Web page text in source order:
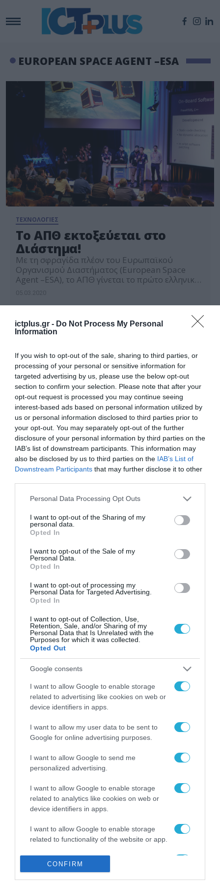
ictplus.gr - Do Not Process My Personal
Information
If you wish to opt-out of the sale, sharing to third parties, or
processing of your personal or sensitive information for
targeted advertising by us, please use the below opt-out
section to confirm your selection. Please note that after your
opt-out request is processed you may continue seeing
interest-based ads based on personal information utilized by
us or personal information disclosed to third parties prior to
your opt-out. You may separately opt-out of the further
disclosure of your personal information by third parties on the
IAB’s list of downstream participants. This information may
also be disclosed by us to third parties on the IAB’s List of
Downstream Participants that may further disclose it to other
Please note that this website/app uses one or more Google
not limited to your visit or usage behaviour. You may click to
grant or deny consent to Google and its third-party tags to
use your data for below specified purposes in below Google
consent section.
Personal Data Processing Opt Outs
I want to opt-out of the Sharing of my
personal data.
Opted In
I want to opt-out of the Sale of my
Personal Data.
Opted In
I want to opt-out of processing my
Personal Data for Targeted Advertising.
Opted In
I want to opt-out of Collection, Use,
Retention, Sale, and/or Sharing of my
Personal Data that Is Unrelated with the
Purposes for which it was collected.
Opted Out
Google consents
I want to allow Google to enable storage
related to advertising like cookies on web or
device identifiers in apps.
I want to allow my user data to be sent to
Google for online advertising purposes.
I want to allow Google to send me
personalized advertising.
I want to allow Google to enable storage
related to analytics like cookies on web or
device identifiers in apps.
I want to allow Google to enable storage
related to functionality of the website or app.
related to personalization.
CONFIRM
EUROPEAN SPACE AGENT –ESA
ΤΕΧΝΟΛΟΓΙΕΣ
To ΑΠΘ εκτοξεύεται στο
Διάστημα!
Με τη σφραγίδα πλέον του Ευρωπαϊκού
Οργανισμού Διαστήματος (European Space
Agent –ESA), το ΑΠΘ γίνεται το πρώτο ελληνικό
πάνω από τη γη στο πλαίσιο του προγράμματος
«Fly your Satellite!». Τα αποτελέσματα του
προγράμματος «Fly your Satellite!» του ESA στο
ΡΟΗ ΕΙΔΗΣΕΩΝ
Το χρηματοδοτούμενο
από την ΕΕ έργο “The
ενισχύει την ασφάλεια
των παιδιών στο
διαδίκτυο
31.07.2026
για τα πρόστιμα σε
παραβάσεις που
αφορούν τους ΦΗΜ
Σ. Καλαφάτης: «Η
δεν είναι απλώς μια
νέα τεχνολογία, είναι
μια νέα βιομηχανική
31.07.2026
Νέος οδηγός του ΕΚΤ
για τη χρηματοδότηση
των ελληνικών
επιχειρήσεων στον
χώρο της άμυνας
31.07.2026